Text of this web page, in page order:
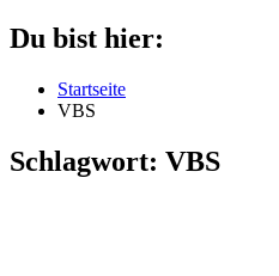
Du bist hier:
Startseite
VBS
Schlagwort: VBS